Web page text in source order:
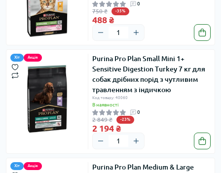
0
750 ₴ -35%
488 ₴
Хіт Акція
Purina Pro Plan Small Mini 1+
Sensitive Digestion Turkey 7 кг для
собак дрібних порід з чутливим
травленням з індичкою
Код товару: 40060
В наявності
0
2 849 ₴ -23%
2 194 ₴
Хіт Акція
Purina Pro Plan Medium & Large